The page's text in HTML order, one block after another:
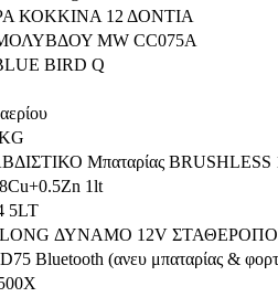
ΚΟΚΚΙΝΑ 12 ΔΟΝΤΙΑ
MW CC075A
BIRD Q
Μπαταρίας
1lt
5LT
ΔΥΝΑΜΟ 12V
Bluetooth (ανευ μπαταρίας &